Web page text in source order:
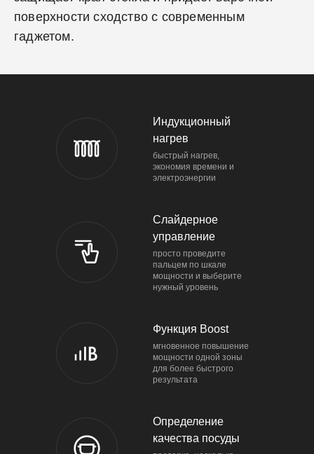
поверхности сходство с современным
гаджетом.
Индукционный
нагрев
быстрый нагрев,
экономия времени и
электроэнергии
Слайдерное
управление
просто проведите
пальцем по шкале
мощности и выберите
нужный уровень
Функция Boost
мгновенное повышение
мощности одной зоны
для более быстрого
результата
Определе­ние
качества посуды